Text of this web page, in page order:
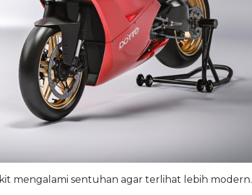
mengalami sentuhan agar terlihat lebih modern.